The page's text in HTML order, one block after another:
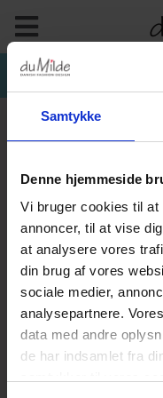
Samtykke
Denne hjemmeside
Vi bruger cookies til
annoncer, til at vise
at analysere vores
din brug af vores
sociale medier,
analysepartnere.
data med andre
de har indsamlet fra